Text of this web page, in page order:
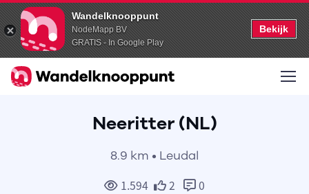
Wandelknooppunt
NodeMapp BV
GRATIS - In Google Play
Bekijk
Neeritter (NL)
8.9 km • Leudal
1.594 2 0